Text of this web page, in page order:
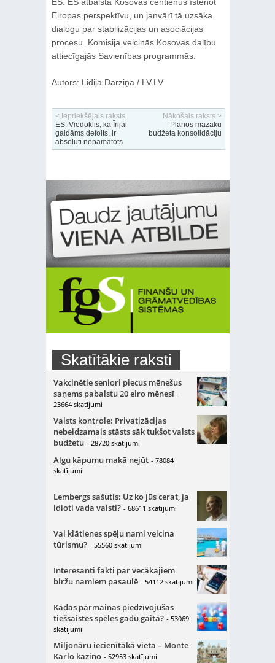
Eiropas perspektīvu, un janvārī tā uzsāka
dialogu par stabilizācijas un asociācijas
procesu. Komisija veicinās Kosovas dalību
attiecīgajās Savienības programmās.
Autors: Lidija Dārziņa / LV.LV
< Iepriekšējais raksts
ES: Viedoklis, ka Īrijai
gaidāms defolts, ir
absolūti nepamatots
Nākošais raksts >
Plānos mazāku
budžeta konsolidāciju
Skatītākie raksti
Vakcinētie seniori piecus mēnešus
saņems pabalstu 20 eiro mēnesī -
23664 skatījumi
Valsts kontrole: Privatizācijas
nebeidzamais stāsts sāk tukšot valsts
budžetu - 28720 skatījumi
Algu kāpumu makā nejūt - 78084
skatījumi
Lembergs sašutis: Uz ko jūs cerat, ja
idioti vada valsti? - 68611 skatījumi
Vai klātienes spēļu nami veicina
tūrismu? - 55560 skatījumi
Interesanti fakti par vecākajiem
biržu namiem pasaulē - 54112 skatījumi
Kādas pārmaiņas piedzīvojušas
tiešsaistes spēles gadu gaitā? - 53069
skatījumi
Miljonāru iecienītākā vieta – Monte
Karlo kazino - 52953 skatījumi